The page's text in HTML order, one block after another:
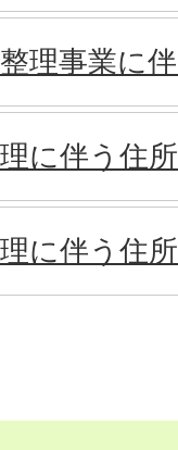
理事業に
に伴う住
に伴う住